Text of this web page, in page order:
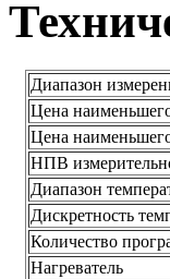
Диапазон
Цена
Цена
НПВ
Диапазон
Дискретность
Количество
Нагреватель